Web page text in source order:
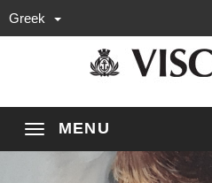
Greek
MENU